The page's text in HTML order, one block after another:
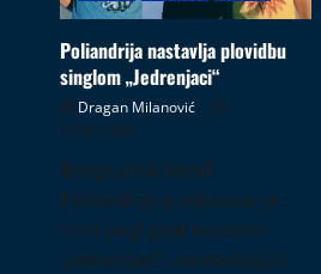
Poliandrija nastavlja plovidbu
singlom „Jedrenjaci“
Dragan Milanović
23.06.2026
Beogradski bend
Poliandrija predstavio je
novi singl pod nazivom
„Jedrenjaci“, nastavljajući